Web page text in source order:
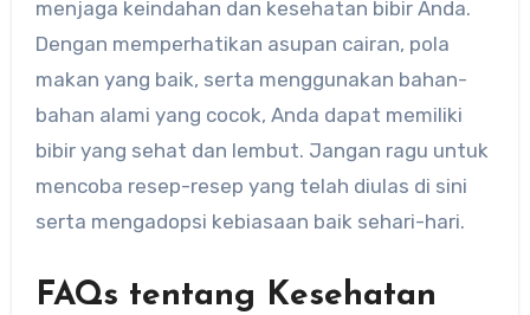
menjaga keindahan dan kesehatan bibir Anda.
Dengan memperhatikan asupan cairan, pola
makan yang baik, serta menggunakan bahan-
bahan alami yang cocok, Anda dapat memiliki
bibir yang sehat dan lembut. Jangan ragu untuk
mencoba resep-resep yang telah diulas di sini
serta mengadopsi kebiasaan baik sehari-hari.
FAQs tentang Kesehatan